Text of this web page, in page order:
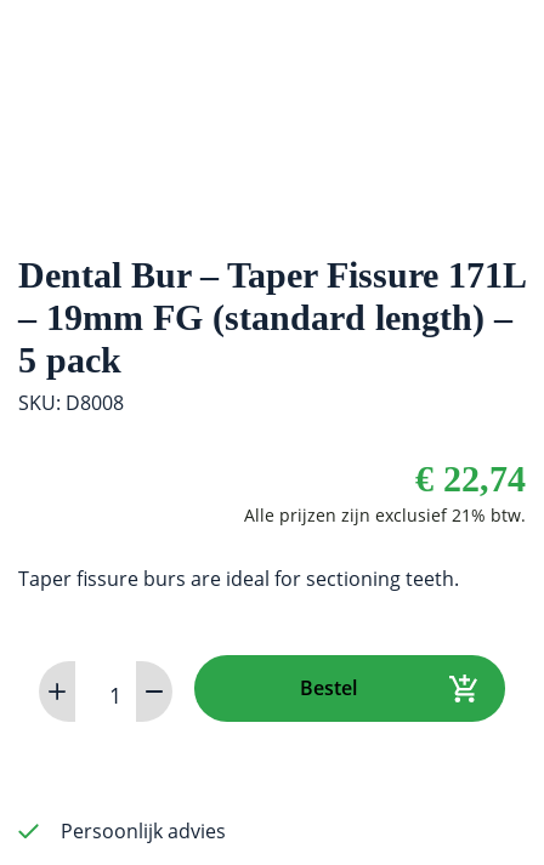
Dental Bur – Taper Fissure 171L
– 19mm FG (standard length) –
5 pack
SKU: D8008
€ 22,74
Taper fissure burs are ideal for sectioning teeth.
Dental
Bur
171L
Bestel
Persoonlijk advies